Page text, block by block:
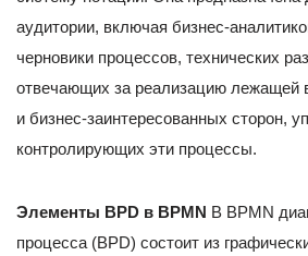
аудитории, включая бизнес-
черновики процессов, технических
отвечающих за реализацию лежащей
и бизнес-заинтересованных сторон,
контролирующих эти процессы.
Элементы BPD в BPMN В BPMN
процесса (BPD) состоит из